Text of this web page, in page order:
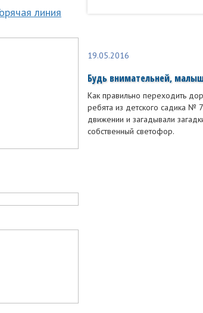
линия
19.05.2016
Будь внимательней,
Как правильно переходить
ребята из детского садика №
движении и загадывали
собственный светофор.